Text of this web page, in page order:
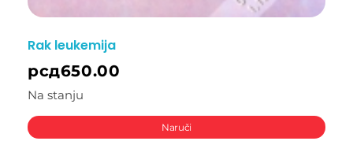
Rak leukemija
рсд650.00
Na stanju
Naruči